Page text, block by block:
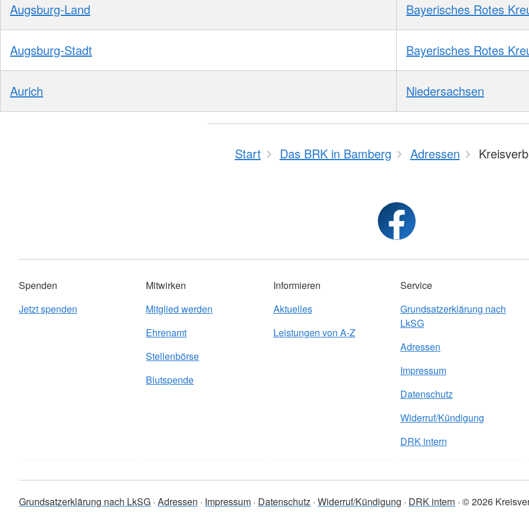
Augsburg-Land Bayerisches Rotes
Augsburg-Stadt Bayerisches Rotes
Aurich Niedersachsen
Start Das BRK in Bamberg Adressen
Spenden
Jetzt spenden
Mitwirken
Mitglied werden
Ehrenamt
Stellenbörse
Blutspende
Informieren
Aktuelles
Leistungen von A-Z
Service
Grundsatzerklärung nach
LkSG
Adressen
Impressum
Datenschutz
Widerruf/Kündigung
DRK intern
Grundsatzerklärung nach LkSG Adressen Impressum Datenschutz Widerruf/Kündigung DRK intern © 2026